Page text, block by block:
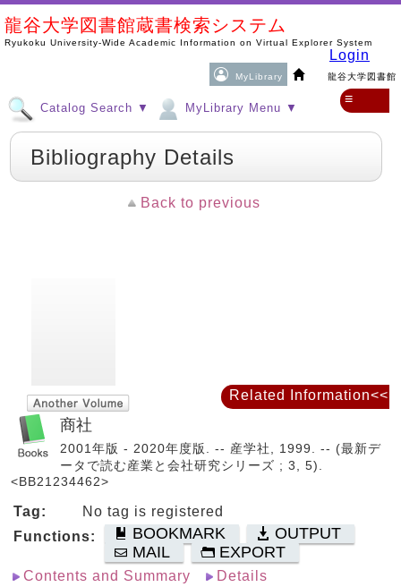
龍谷大学図書館蔵書検索システム
Ryukoku University-Wide Academic Information on Virtual Explorer System
MyLibrary 龍谷大学図書館
Login
Catalog Search ▼ MyLibrary Menu ▼
≡
Bibliography Details
Back to previous
商社
2001年版 - 2020年度版. -- 産学社, 1999. -- (最新デ
ータで読む産業と会社研究シリーズ ; 3, 5).
<BB21234462>
Tag:
No tag is registered
Functions:
BOOKMARK
OUTPUT
MAIL
EXPORT
Contents and Summary Details
Related Information<<